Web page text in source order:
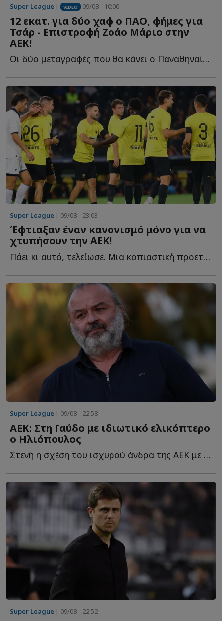
Super League | VIDEO 09/08 - 10:00
12 εκατ. για δύο χαφ ο ΠΑΟ, φήμες για
Τσάρ - Επιστροφή Ζοάο Μάριο στην
ΑΕΚ!
Οι δύο μεταγραφές που θα κάνει ο Παναθηναϊκός στη μεσαία γ...
Super League | 09/08 - 23:03
Έφτιαξαν έναν κανονισμό μόνο για να
χτυπήσουν την ΑΕΚ!
Πάει κι αυτό, τελείωσε. Μια κοπιαστική προετοιμασία για τα ...
Super League | 09/08 - 22:58
ΑΕΚ: Στη Γαύδο με ιδιωτικό ελικόπτερο
ο Ηλιόπουλος
Στενή η σχέση του ισχυρού άνδρα της ΑΕΚ με το ακριτικό ν...
Super League | 09/08 - 22:52